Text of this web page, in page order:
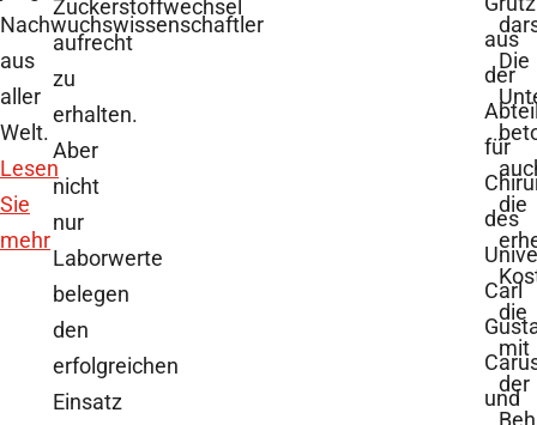
Nachwuchswissenschaftler
aus
aller
Welt.
Lesen
Sie
mehr
Zuckerstoffwechsel
aufrecht
zu
erhalten.
Aber
nicht
nur
Laborwerte
belegen
den
erfolgreichen
Einsatz
aus
der
für
des
Carl
und
Die
die
die
mit
der